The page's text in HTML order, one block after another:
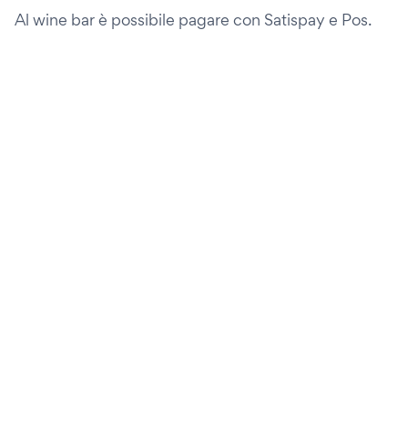
Al wine bar è possibile pagare con Satispay e Pos.